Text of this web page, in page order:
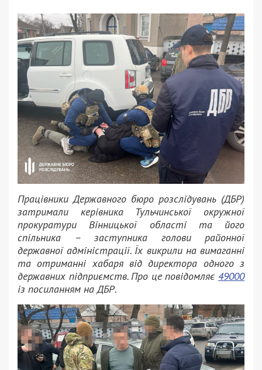
Працівники Державного бюро розслідувань (ДБР)
затримали керівника Тульчинської окружної
прокуратури Вінницької області та його
спільника – заступника голови районної
державної адміністрації. Їх викрили на вимаганні
та отриманні хабаря від директора одного з
державних підприємств. Про це повідомляє 49000
із посиланням на ДБР.